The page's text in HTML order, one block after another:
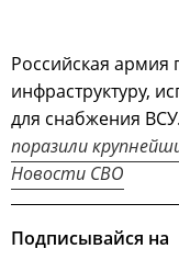
Российская армия
инфраструктуру,
для снабжения ВСУ.
поразили
Новости СВО
Подписывайся на